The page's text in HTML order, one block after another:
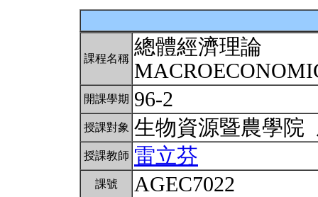
課程名稱 總體經濟理論
開課學期 96-2
授課對象 生物資源暨農學
授課教師 雷立芬
課號 AGEC7022